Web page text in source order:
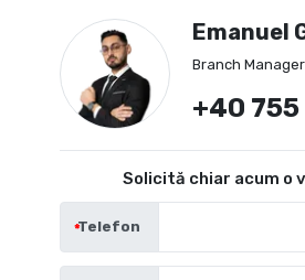
Emanuel
Branch
+40 755
Solicită chiar acum o
Telefon